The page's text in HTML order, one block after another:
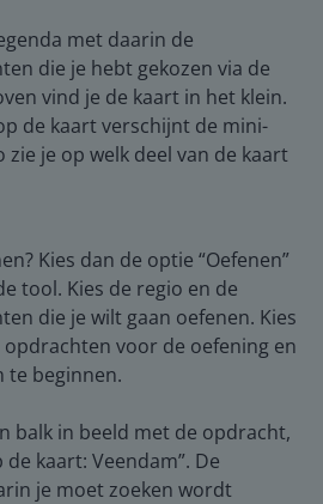
met daarin de
die je hebt gekozen via de
vind je de kaart in het klein.
de kaart verschijnt de mini-
zie je op welk deel van de kaart
Kies dan de optie “Oefenen”
tool. Kies de regio en de
die je wilt gaan oefenen. Kies
voor de oefening en
te beginnen.
balk in beeld met de opdracht,
kaart: Veendam”. De
je moet zoeken wordt